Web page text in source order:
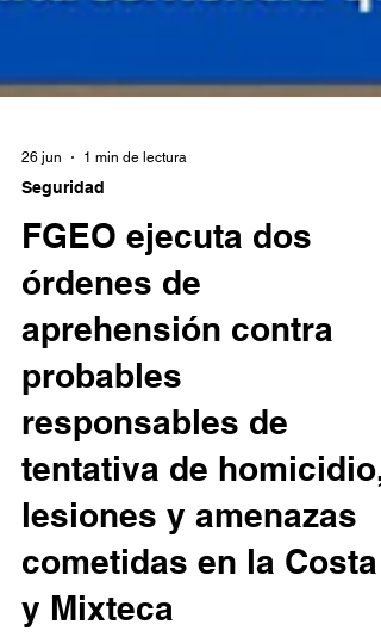
26 jun 1 min de lectura
FGEO ejecuta dos
órdenes de
aprehensión contra
probables
responsables de
tentativa de homicidio,